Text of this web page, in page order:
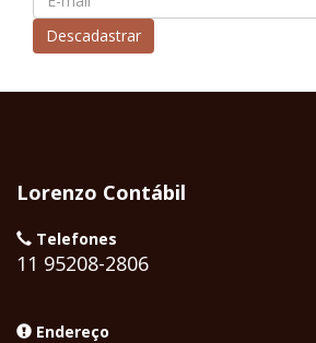
Lorenzo Contábil
Telefones
11 95208-2806
Endereço